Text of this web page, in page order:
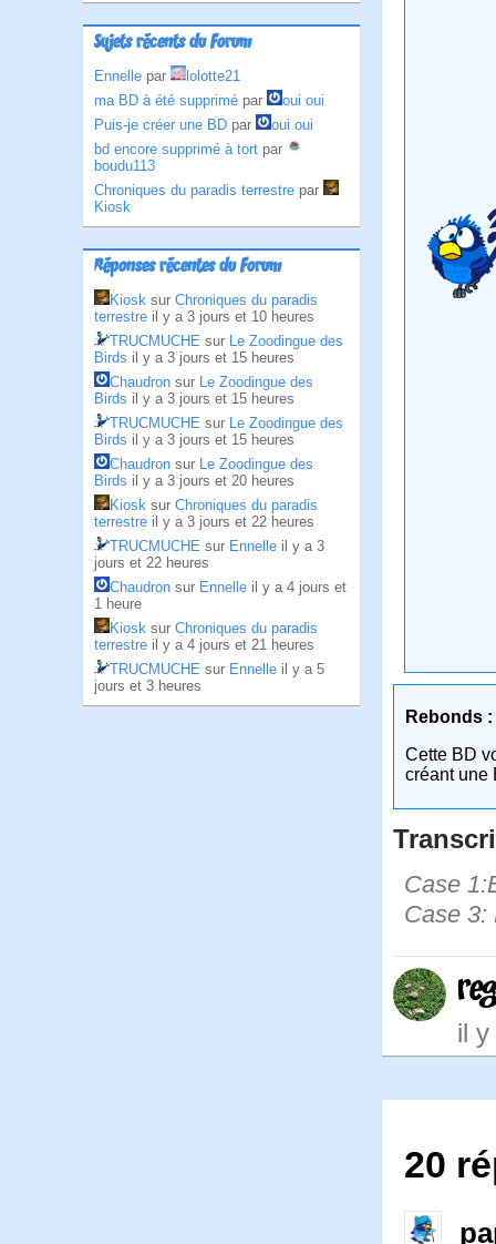
Sujets récents du Forum
Ennelle par
lolotte21
ma BD à été supprimé par
oui oui
Puis-je créer une BD par
oui oui
bd encore supprimé à tort par
boudu113
Chroniques du paradis terrestre par
Kiosk
Réponses récentes du Forum
Kiosk sur Chroniques du paradis
terrestre il y a 3 jours et 10 heures
TRUCMUCHE sur Le Zoodingue des
Birds il y a 3 jours et 15 heures
Chaudron sur Le Zoodingue des
Birds il y a 3 jours et 15 heures
TRUCMUCHE sur Le Zoodingue des
Birds il y a 3 jours et 15 heures
Chaudron sur Le Zoodingue des
Birds il y a 3 jours et 20 heures
Kiosk sur Chroniques du paradis
terrestre il y a 3 jours et 22 heures
TRUCMUCHE sur Ennelle il y a 3
jours et 22 heures
Chaudron sur Ennelle il y a 4 jours et
1 heure
Kiosk sur Chroniques du paradis
terrestre il y a 4 jours et 21 heures
TRUCMUCHE sur Ennelle il y a 5
jours et 3 heures
Rebonds :
Cette BD
créant une
Case
Case 3:
il
20